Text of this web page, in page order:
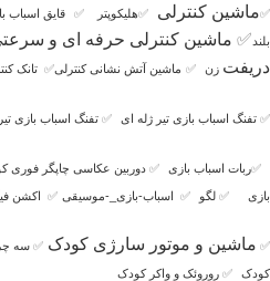
✅ماشین کنترلی ✅هلیکوپتر ✅ قایق اسباب
بلند ✅ ماشین کنترلی حرفه ای و
دریفت زن ✅ ماشین آتش نشانی کنترلی✅ تانک
✅ تفنگ اسباب بازی تیر ژله ای ✅ تفنگ اسباب بازی
✅ربات اسباب بازی ✅ دوربین عکاسی چاپگر فوری
بازی ✅ لگو ✅ اسباب-بازی_-موسیقی ✅ اکشن
✅ ماشین و موتور سارژی کودک ✅ سه
کودک ✅ روروئک و واکر کودک